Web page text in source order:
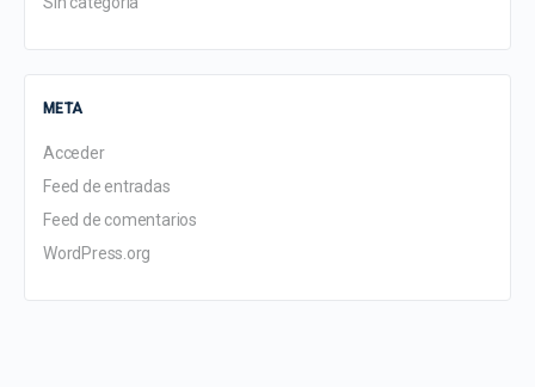
META
Acceder
Feed de entradas
Feed de comentarios
WordPress.org